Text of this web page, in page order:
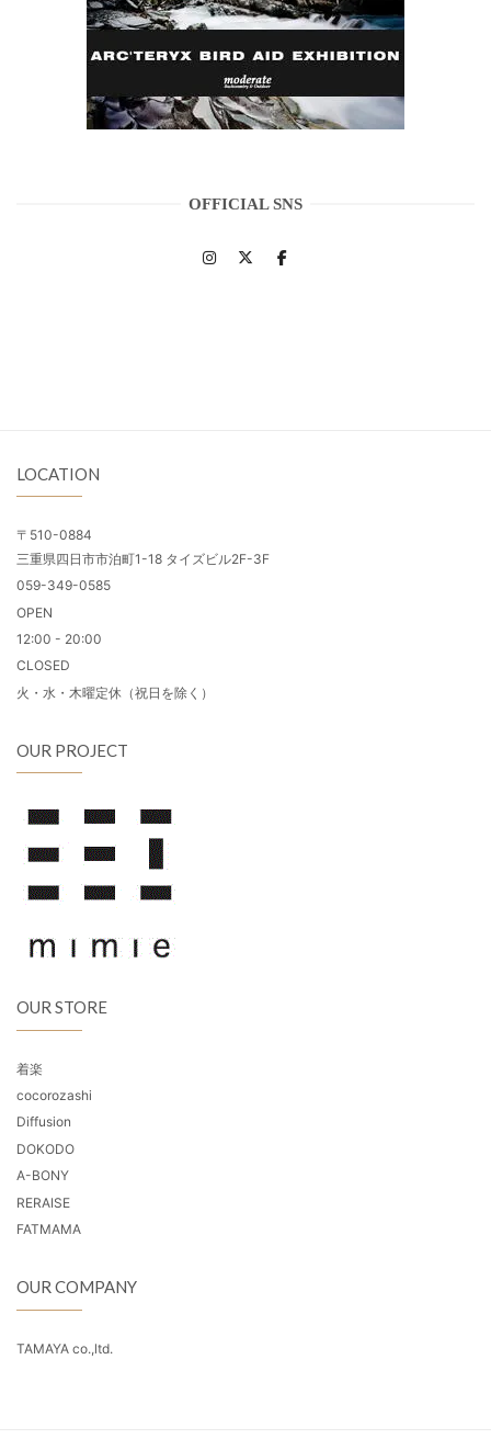
OFFICIAL SNS
LOCATION
〒510-0884
三重県四日市市泊町1-18 タイズビル2F-3F
059-349-0585
OPEN
12:00 - 20:00
CLOSED
火・水・木曜定休（祝日を除く）
OUR PROJECT
OUR STORE
着楽
cocorozashi
Diffusion
DOKODO
A-BONY
RERAISE
FATMAMA
OUR COMPANY
TAMAYA co.,ltd.